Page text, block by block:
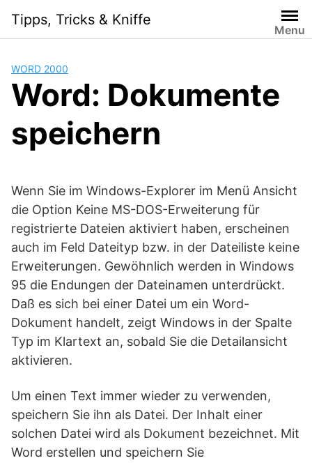
content
Tipps, Tricks & Kniffe
Menu
WORD 2000
Word: Dokumente
speichern
Wenn Sie im Windows-Explorer im Menü Ansicht
die Option Keine MS-DOS-Erweiterung für
registrierte Dateien aktiviert haben, erscheinen
auch im Feld Dateityp bzw. in der Dateiliste keine
Erweiterungen. Gewöhnlich werden in Windows
95 die Endungen der Dateinamen unterdrückt.
Daß es sich bei einer Datei um ein Word-
Dokument handelt, zeigt Windows in der Spalte
Typ im Klartext an, sobald Sie die Detailansicht
aktivieren.
Um einen Text immer wieder zu verwenden,
speichern Sie ihn als Datei. Der Inhalt einer
solchen Datei wird als Dokument bezeichnet. Mit
Word erstellen und speichern Sie